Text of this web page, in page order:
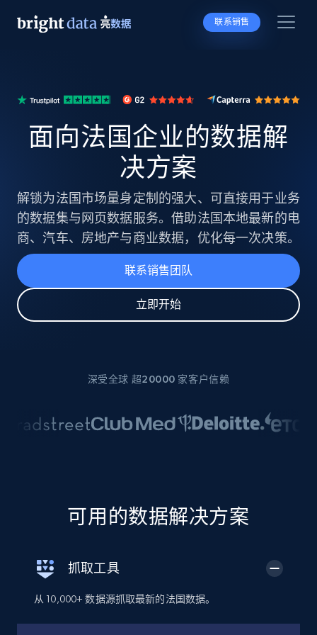
联系销售
面向法国企业的数据解
决方案
解锁为法国市场量身定制的强大、可直接用于业务
的数据集与网页数据服务。借助法国本地最新的电
商、汽车、房地产与商业数据，优化每一次决策。
联系销售团队
立即开始
深受全球 超20000 家客户信赖
可用的数据解决方案
抓取工具
从 10,000+ 数据源抓取最新的法国数据。